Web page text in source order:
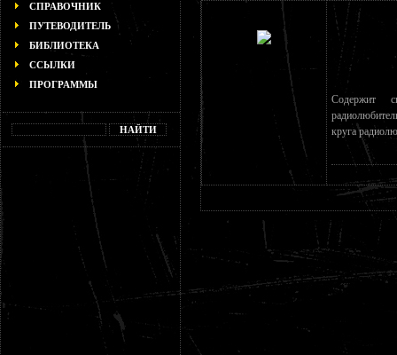
СПРАВОЧНИК
ПУТЕВОДИТЕЛЬ
БИБЛИОТЕКА
ССЫЛКИ
ПРОГРАММЫ
Содержит
круга